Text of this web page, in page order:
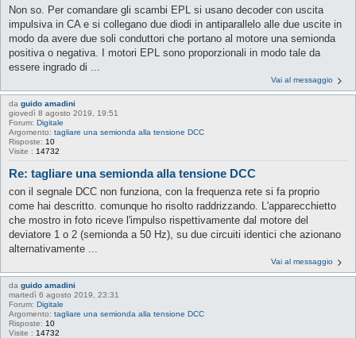
Non so. Per comandare gli scambi EPL si usano decoder con uscita
impulsiva in CA e si collegano due diodi in antiparallelo alle due uscite in
modo da avere due soli conduttori che portano al motore una semionda
positiva o negativa. I motori EPL sono proporzionali in modo tale da
essere ingrado di ...
Vai al messaggio
da guido amadini
giovedì 8 agosto 2019, 19:51
Forum: Digitale
Argomento: tagliare una semionda alla tensione DCC
Risposte: 10
Visite : 14732
Re: tagliare una semionda alla tensione DCC
con il segnale DCC non funziona, con la frequenza rete si fa proprio
come hai descritto. comunque ho risolto raddrizzando. L'apparecchietto
che mostro in foto riceve l'impulso rispettivamente dal motore del
deviatore 1 o 2 (semionda a 50 Hz), su due circuiti identici che azionano
alternativamente ...
Vai al messaggio
da guido amadini
martedì 6 agosto 2019, 23:31
Forum: Digitale
Argomento: tagliare una semionda alla tensione DCC
Risposte: 10
Visite : 14732